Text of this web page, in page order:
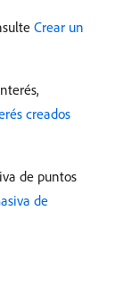
Crear un
creados
de puntos
de